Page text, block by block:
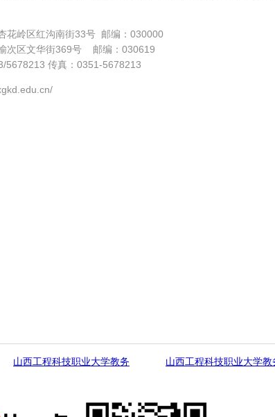
花岭区红沟南街33号 邮编：030000
次区文华街369号 邮编：030619
5678213 传真：0351-5678213
山西工程科技职业大学教务 山西工程科技职业大学教